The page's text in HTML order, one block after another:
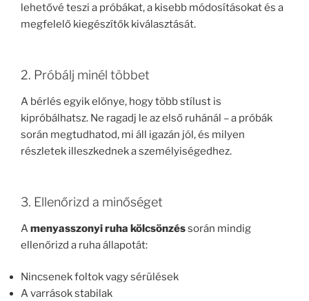
lehetővé teszi a próbákat, a kisebb módosításokat és a
megfelelő kiegészítők kiválasztását.
2. Próbálj minél többet
A bérlés egyik előnye, hogy több stílust is
kipróbálhatsz. Ne ragadj le az első ruhánál – a próbák
során megtudhatod, mi áll igazán jól, és milyen
részletek illeszkednek a személyiségedhez.
3. Ellenőrizd a minőséget
Amenyasszonyi ruha kölcsönzéssorán mindig
ellenőrizd a ruha állapotát:
Nincsenek foltok vagy sérülések
A varrások stabilak